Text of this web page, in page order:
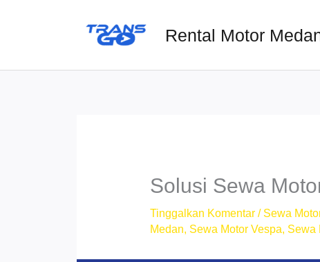
Rental Motor
Solusi Sewa
Tinggalkan Komentar / Sewa
Medan, Sewa Motor Vespa, Sewa